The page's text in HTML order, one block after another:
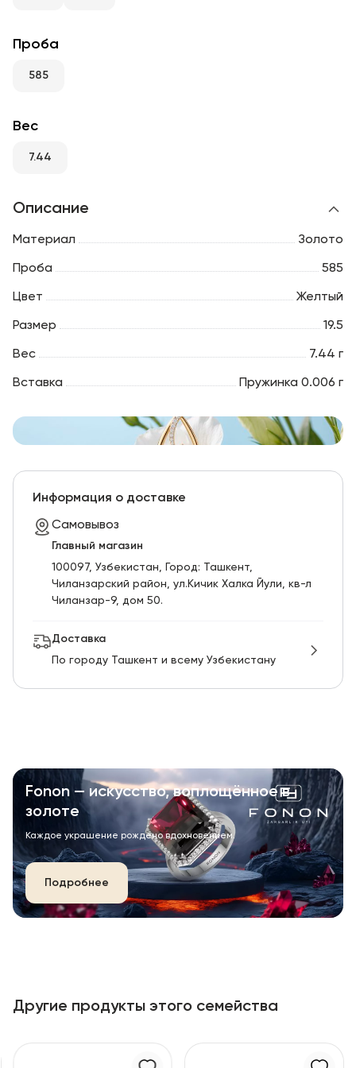
Проба
585
Вес
7.44
Описание
Материал Золото
Проба 585
Цвет Желтый
Размер 19.5
Вес 7.44 г
Вставка Пружинка 0.006 г
Информация о доставке
Самовывоз
Главный магазин
100097, Узбекистан, Город: Ташкент,
Чиланзарский pайон, ул.Кичик Халка Йули, кв-л
Чиланзар-9, дом 50.
Доставка
По городу Ташкент и всему Узбекистану
Fonon — искусство, воплощённое в
золоте
Каждое украшение рождено вдохновением.
Подробнее
Другие продукты этого семейства